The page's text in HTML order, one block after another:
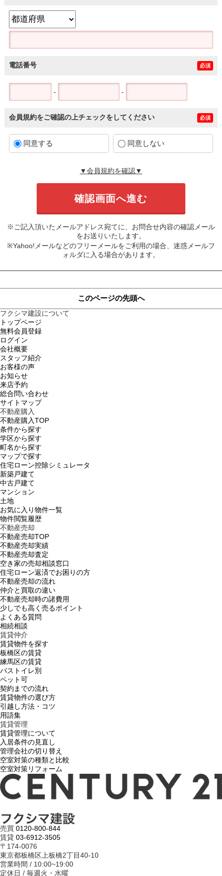
電話番号 必須
- -
会員規約をご確認の上チェックをしてください 必須
同意する 同意しない
▼会員規約を確認▼
※ご記入頂いたメールアドレス宛てに、お問合せ内容の確認メール
をお送りいたします。
※Yahoo!メールなどのフリーメールをご利用の場合、迷惑メールフ
ォルダに入る場合があります。
このページの先頭へ
フクシマ建設について
トップページ
無料会員登録
ログイン
会社概要
スタッフ紹介
お客様の声
お知らせ
来店予約
総合問い合わせ
サイトマップ
不動産購入
不動産購入TOP
条件から探す
学区から探す
町名から探す
マップで探す
住宅ローン控除シミュレータ
新築戸建て
中古戸建て
マンション
土地
お気に入り物件一覧
物件閲覧履歴
不動産売却
不動産売却TOP
不動産売却実績
不動産売却査定
空き家の売却相談窓口
住宅ローン返済でお困りの方
不動産売却の流れ
仲介と買取の違い
不動産売却時の諸費用
少しでも高く売るポイント
よくある質問
相続相談
賃貸仲介
賃貸物件を探す
板橋区の賃貸
練馬区の賃貸
バストイレ別
ペット可
契約までの流れ
賃貸物件の選び方
引越し方法・コツ
用語集
賃貸管理
賃貸管理について
入居条件の見直し
管理会社の切り替え
空室対策の種類と比較
空室対策リフォーム
売買 0120-800-844
賃貸 03-6912-3505
〒174-0076
東京都板橋区上板橋2丁目40-10
営業時間 / 10:00~19:00
定休日 / 毎週火・水曜